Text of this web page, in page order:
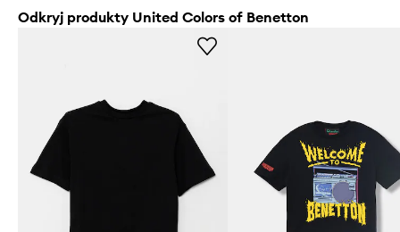
Odkryj produkty United Colors of Benetton